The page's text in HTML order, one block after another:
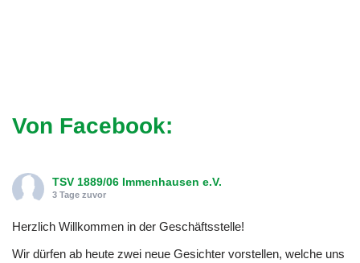
Von Facebook:
TSV 1889/06 Immenhausen e.V.
3 Tage zuvor
Herzlich Willkommen in der Geschäftsstelle!
Wir dürfen ab heute zwei neue Gesichter vorstellen, welche uns